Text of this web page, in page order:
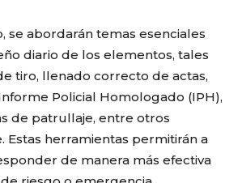
se abordarán temas esenciales
diario de los elementos, tales
tiro, llenado correcto de actas,
Policial Homologado (IPH),
de patrullaje, entre otros
Estas herramientas permitirán a
de manera más efectiva